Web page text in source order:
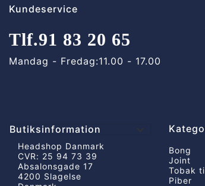
Kundeservice
Tlf.91 83 20 65
Mandag - Fredag:11.00 - 17.00
Butiksinformation
Headshop Danmark
CVR: 25 94 73 39
Absalonsgade 17
4200 Slagelse
Bong
Joint
Tobak
Piber